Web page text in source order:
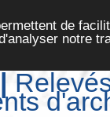
de
notre